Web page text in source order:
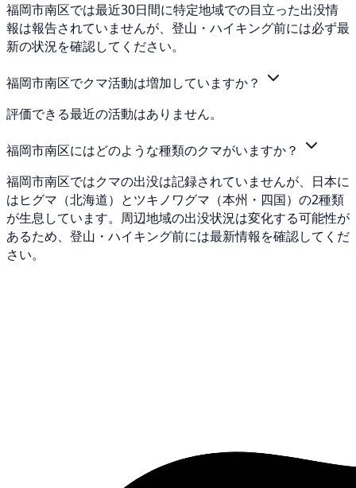
福岡市南区では最近30日間に特定地域での目立った出没情
報は報告されていませんが、登山・ハイキング前には必ず最
新の状況を確認してください。
福岡市南区でクマ活動は増加していますか？
評価できる最近の活動はありません。
福岡市南区にはどのような種類のクマがいますか？
福岡市南区ではクマの出没は記録されていませんが、日本に
はヒグマ（北海道）とツキノワグマ（本州・四国）の2種類
が生息しています。周辺地域の出没状況は変化する可能性が
あるため、登山・ハイキング前には最新情報を確認してくだ
さい。